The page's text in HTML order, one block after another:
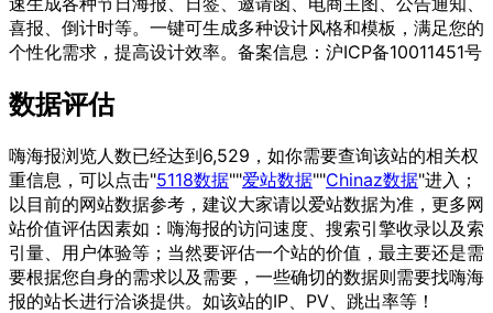
喜报、倒计时等。一键可生成多种设计风格和模板，满足您的
个性化需求，提高设计效率。备案信息：沪ICP备10011451号
数据评估
嗨海报浏览人数已经达到6,529，如你需要查询该站的相关权
重信息，可以点击"5118数据""爱站数据""Chinaz数据"进入；
以目前的网站数据参考，建议大家请以爱站数据为准，更多网
站价值评估因素如：嗨海报的访问速度、搜索引擎收录以及索
引量、用户体验等；当然要评估一个站的价值，最主要还是需
要根据您自身的需求以及需要，一些确切的数据则需要找嗨海
报的站长进行洽谈提供。如该站的IP、PV、跳出率等！